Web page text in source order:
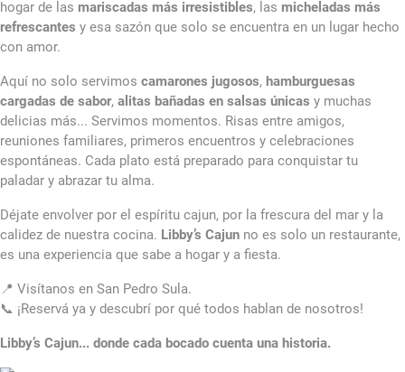
hogar de las mariscadas más irresistibles, las micheladas más
refrescantes y esa sazón que solo se encuentra en un lugar hecho
con amor.
Aquí no solo servimos camarones jugosos, hamburguesas
cargadas de sabor, alitas bañadas en salsas únicas y muchas
delicias más... Servimos momentos. Risas entre amigos,
reuniones familiares, primeros encuentros y celebraciones
espontáneas. Cada plato está preparado para conquistar tu
paladar y abrazar tu alma.
Déjate envolver por el espíritu cajun, por la frescura del mar y la
calidez de nuestra cocina. Libby’s Cajun no es solo un restaurante,
es una experiencia que sabe a hogar y a fiesta.
📍 Visítanos en San Pedro Sula.
📞 ¡Reservá ya y descubrí por qué todos hablan de nosotros!
Libby’s Cajun... donde cada bocado cuenta una historia.